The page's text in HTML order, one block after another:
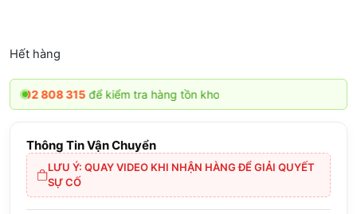
Hết hàng
315để kiểm tra hàng tồn kho
Thông Tin Vận Chuyển
LƯU Ý: QUAY VIDEO KHI NHẬN HÀNG ĐỂ GIẢI QUYẾT
SỰ CỐ